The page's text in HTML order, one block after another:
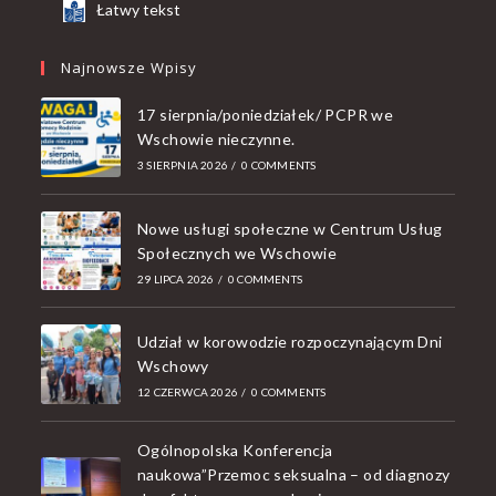
Łatwy tekst
Najnowsze Wpisy
17 sierpnia/poniedziałek/ PCPR we
Wschowie nieczynne.
3 SIERPNIA 2026 / 0 COMMENTS
Nowe usługi społeczne w Centrum Usług
Społecznych we Wschowie
29 LIPCA 2026 / 0 COMMENTS
Udział w korowodzie rozpoczynającym Dni
Wschowy
12 CZERWCA 2026 / 0 COMMENTS
Ogólnopolska Konferencja
naukowa”Przemoc seksualna – od diagnozy